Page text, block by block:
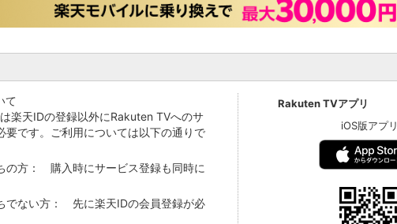
て
楽天IDの登録以外にRakuten TVへのサ
要です。ご利用については以下の通りで
の方： 購入時にサービス登録も同時に
でない方： 先に楽天IDの会員登録が必
Rakuten TVアプリ
iOS版アプリ